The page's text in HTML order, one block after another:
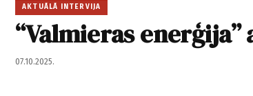
AKTUĀLĀ INTERVIJA
“Valmieras
07.10.2025.